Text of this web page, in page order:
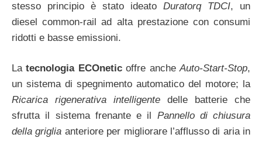
stesso principio è stato ideato Duratorq TDCI, un
diesel common-rail ad alta prestazione con consumi
ridotti e basse emissioni.
Latecnologia ECOneticoffre ancheAuto-Start-Stop,
un sistema di spegnimento automatico del motore; la
Ricarica rigenerativa intelligente delle batterie che
sfrutta il sistema frenante e il Pannello di chiusura
della griglia anteriore per migliorare l’afflusso di aria in